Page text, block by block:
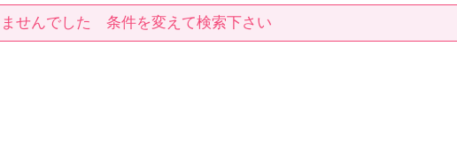
ませんでした 条件を変えて検索下さい